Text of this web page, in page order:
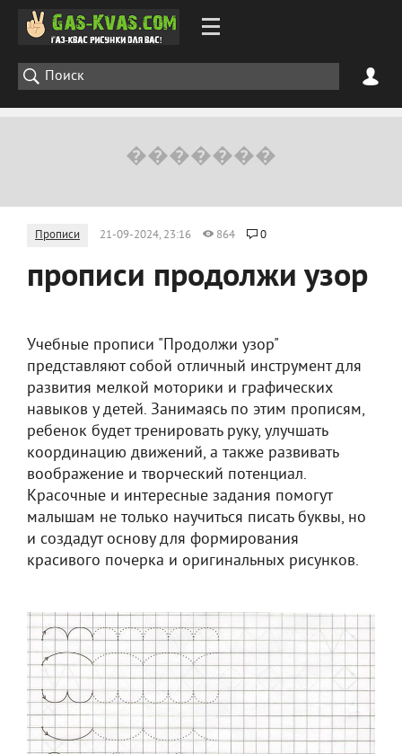
Прописи 21-09-2024, 23:16 864 0
прописи продолжи узор
Учебные прописи "Продолжи узор"
представляют собой отличный инструмент для
развития мелкой моторики и графических
навыков у детей. Занимаясь по этим прописям,
ребенок будет тренировать руку, улучшать
координацию движений, а также развивать
воображение и творческий потенциал.
Красочные и интересные задания помогут
малышам не только научиться писать буквы, но
и создадут основу для формирования
красивого почерка и оригинальных рисунков.